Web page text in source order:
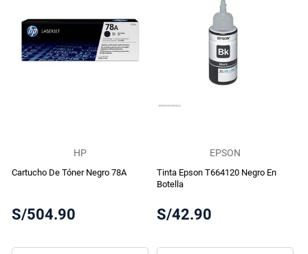
HP
Cartucho De Tóner Negro 78A
S/504.90
EPSON
Tinta Epson T664120 Negro En
Botella
S/42.90